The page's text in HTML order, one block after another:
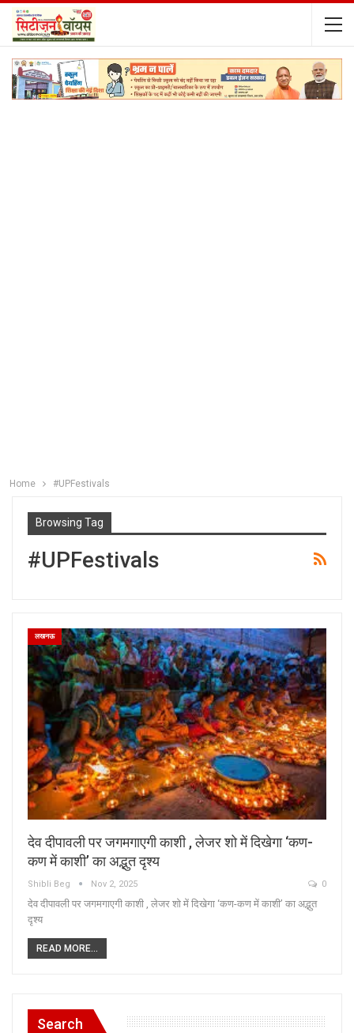
Home #UPFestivals
Browsing Tag
#UPFestivals
लखनऊ
देव दीपावली पर जगमगाएगी काशी , लेजर शो में दिखेगा ‘कण-
कण में काशी’ का अद्भुत दृश्य
Shibli Beg Nov 2, 2025 0
देव दीपावली पर जगमगाएगी काशी , लेजर शो में दिखेगा ‘कण-कण में काशी’ का अद्भुत
दृश्य
READ MORE...
Search